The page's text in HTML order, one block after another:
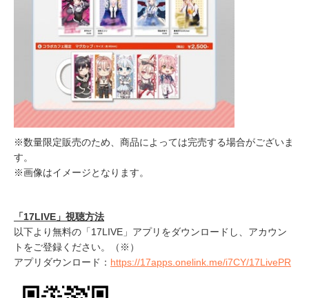
※数量限定販売のため、商品によっては完売する場合がございま
す。
※画像はイメージとなります。
「17LIVE」視聴方法
以下より無料の「17LIVE」アプリをダウンロードし、アカウン
トをご登録ください。（※）
アプリダウンロード： https://17apps.onelink.me/i7CY/17LivePR